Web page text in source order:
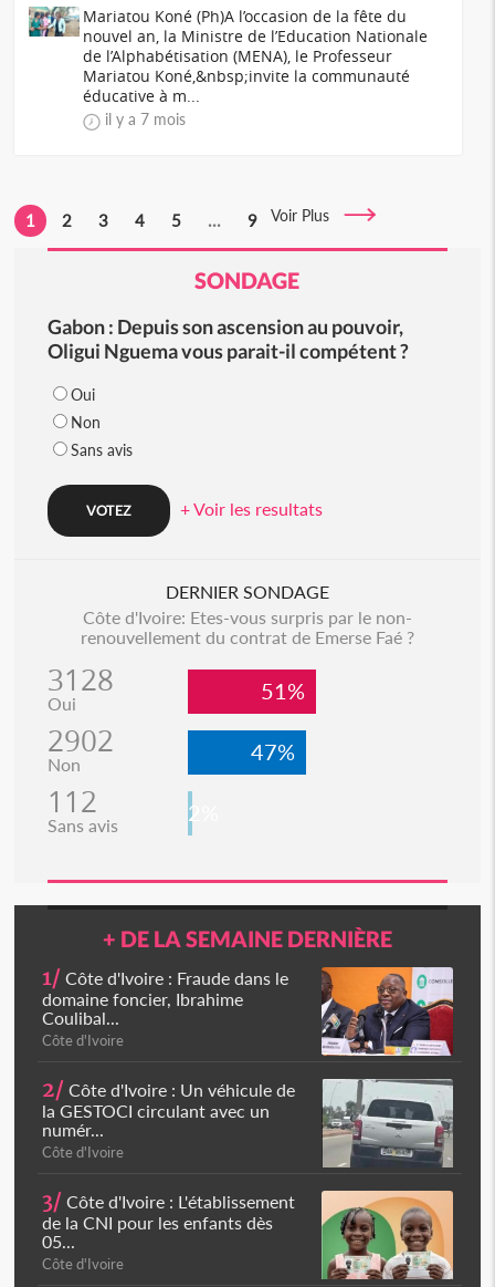
Mariatou Koné (Ph)A l’occasion de la fête du
nouvel an, la Ministre de l’Education Nationale
de l’Alphabétisation (MENA), le Professeur
Mariatou Koné,&nbsp;invite la communauté
éducative à m...
il y a 7 mois
1 2 3 4 5 ... 9 Voir Plus
SONDAGE
Gabon : Depuis son ascension au pouvoir,
Oligui Nguema vous parait-il compétent ?
Oui
Non
Sans avis
+ Voir les resultats
DERNIER SONDAGE
Côte d'Ivoire: Etes-vous surpris par le non-
renouvellement du contrat de Emerse Faé ?
3128
Oui 51%
2902
Non 47%
112
Sans avis 2%
+ DE LA SEMAINE DERNIÈRE
1/ Côte d'Ivoire : Fraude dans le
domaine foncier, Ibrahime
Coulibal...
Côte d'Ivoire
2/ Côte d'Ivoire : Un véhicule de
la GESTOCI circulant avec un
numér...
Côte d'Ivoire
3/ Côte d'Ivoire : L'établissement
de la CNI pour les enfants dès
05...
Côte d'Ivoire